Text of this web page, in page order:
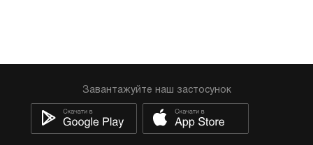
Завантажуйте наш застосунок